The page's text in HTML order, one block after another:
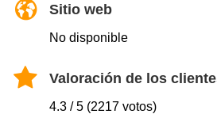
Sitio web
No disponible
Valoración de los
4.3 / 5 (2217 votos)